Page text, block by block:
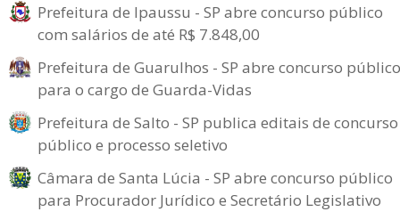
Prefeitura de Ipaussu - SP abre concurso público
com salários de até R$ 7.848,00
Prefeitura de Guarulhos - SP abre concurso público
para o cargo de Guarda-Vidas
Prefeitura de Salto - SP publica editais de concurso
público e processo seletivo
Câmara de Santa Lúcia - SP abre concurso público
para Procurador Jurídico e Secretário Legislativo